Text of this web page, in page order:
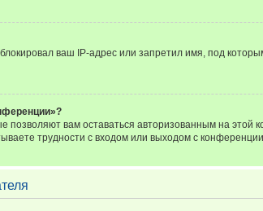
ваш IP-адрес или запретил имя, под
позволяют вам оставаться авторизованным на
трудности с входом или выходом с